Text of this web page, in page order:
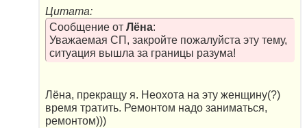
Цитата:
Сообщение от Лёна:
Уважаемая СП, закройте пожалуйста эту тему,
ситуация вышла за границы разума!
Лёна, прекращу я. Неохота на эту женщину(?)
время тратить. Ремонтом надо заниматься,
ремонтом)))